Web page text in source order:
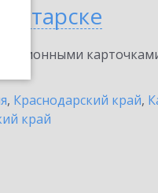
, Краснодарский край,
край